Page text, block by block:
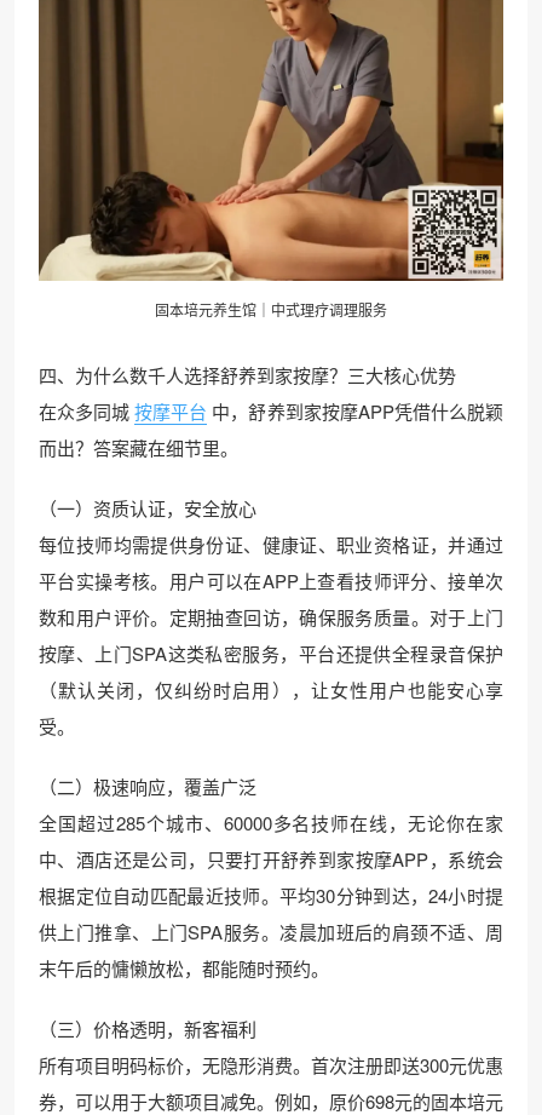
固本培元养生馆｜中式理疗调理服务
四、为什么数千人选择舒养到家按摩？三大核心优势
在众多同城 按摩平台 中，舒养到家按摩APP凭借什么脱颖
而出？答案藏在细节里。
（一）资质认证，安全放心
每位技师均需提供身份证、健康证、职业资格证，并通过
平台实操考核。用户可以在APP上查看技师评分、接单次
数和用户评价。定期抽查回访，确保服务质量。对于上门
按摩、上门SPA这类私密服务，平台还提供全程录音保护
（默认关闭，仅纠纷时启用），让女性用户也能安心享
受。
（二）极速响应，覆盖广泛
全国超过285个城市、60000多名技师在线，无论你在家
中、酒店还是公司，只要打开舒养到家按摩APP，系统会
根据定位自动匹配最近技师。平均30分钟到达，24小时提
供上门推拿、上门SPA服务。凌晨加班后的肩颈不适、周
末午后的慵懒放松，都能随时预约。
（三）价格透明，新客福利
所有项目明码标价，无隐形消费。首次注册即送300元优惠
券，可以用于大额项目减免。例如，原价698元的固本培元